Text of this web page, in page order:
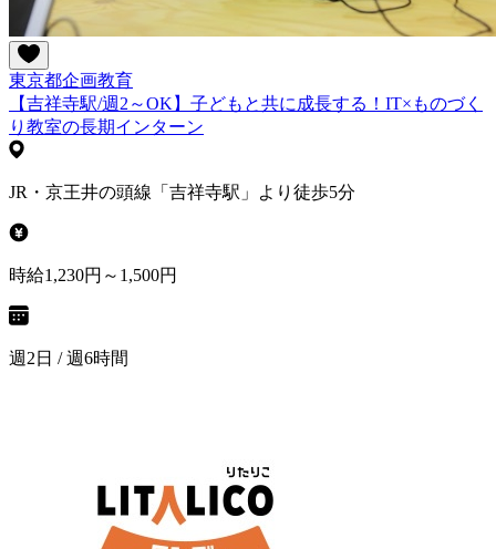
東京都企画教育
【吉祥寺駅/週2～OK】子どもと共に成長する！IT×ものづく
り教室の長期インターン
JR・京王井の頭線「吉祥寺駅」より徒歩5分
時給1,230円～1,500円
週2日 / 週6時間